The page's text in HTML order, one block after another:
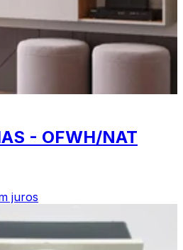
- OFWH/NAT
juros